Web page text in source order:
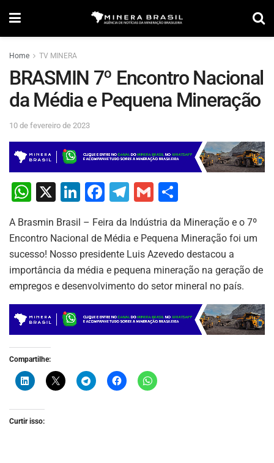
Home TV MINERA
BRASMIN 7º Encontro Nacional
da Média e Pequena Mineração
10 de fevereiro de 2023
W
at
s
A
p
p
X
Li
k
e
dI
n
F
c
e
b
o
o
k
T
e
gr
a
m
G
ai
l
ar
e
A Brasmin Brasil – Feira da Indústria da Mineração e o 7º
Encontro Nacional de Média e Pequena Mineração foi um
sucesso! Nosso presidente Luis Azevedo destacou a
importância da média e pequena mineração na geração de
empregos e desenvolvimento do setor mineral no país.
Compartilhe:
Curtir isso: